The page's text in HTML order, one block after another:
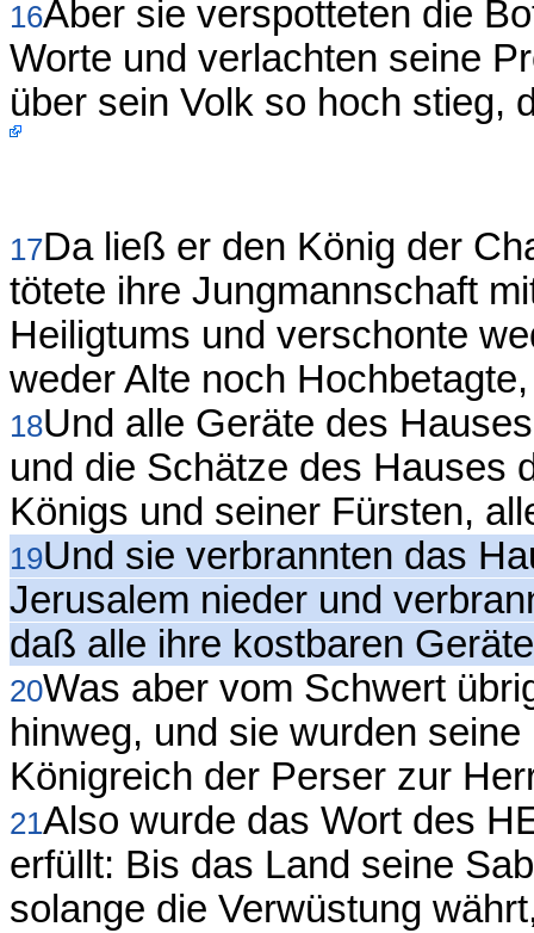
16Aber sie verspotteten die
Worte und verlachten seine
über sein Volk so hoch stieg,
17Da ließ er den König der
tötete ihre Jungmannschaft
Heiligtums und verschonte
weder Alte noch
18Und alle Geräte des
und die Schätze des Hauses
Königs und seiner Fürsten,
19Und sie verbrannten das
Jerusalem nieder und
daß alle ihre kostbaren
20Was aber vom Schwert
hinweg, und sie wurden
Königreich der Perser zur
21Also wurde das Wort des
erfüllt: Bis das Land seine
solange die Verwüstung